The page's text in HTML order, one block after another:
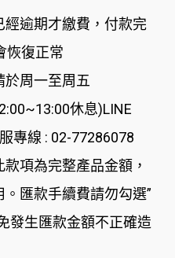
逾期才繳費，付款完
恢復正常
周一至周五
休息)LINE
專線 : 02-77286078
項為完整產品金額，
匯款手續費請勿勾選”
發生匯款金額不正確造